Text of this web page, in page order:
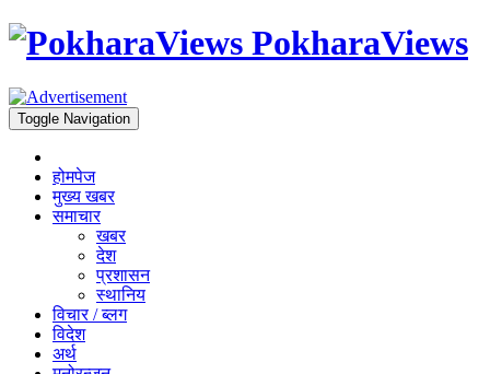
PokharaViews
Toggle Navigation
होमपेज
मुख्य खबर
समाचार
खबर
देश
प्रशासन
स्थानिय
विचार / ब्लग
विदेश
अर्थ